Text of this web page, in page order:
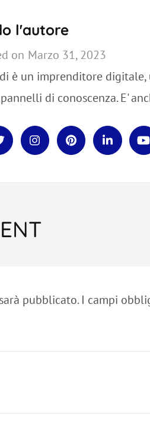
l'autore
on Marzo 31, 2023
è un imprenditore digitale,
di conoscenza. E'
pubblicato. I campi